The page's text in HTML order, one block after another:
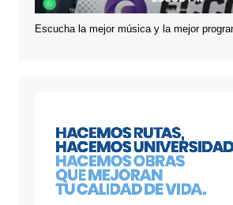
Escucha la mejor música y la mejor